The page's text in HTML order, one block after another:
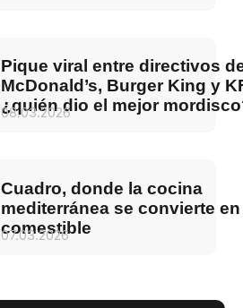
Pique viral entre directivos
McDonald’s, Burger King y
¿quién dio el mejor
08.03.2026
Cuadro, donde la cocina
mediterránea se convierte
comestible
07.03.2026